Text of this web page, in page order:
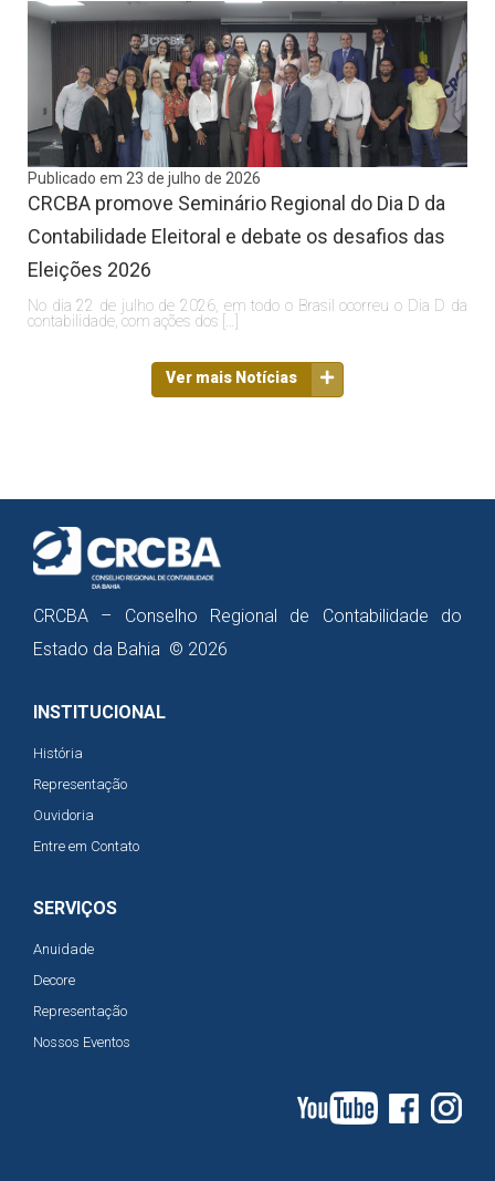
Publicado em 23 de julho de 2026
CRCBA promove Seminário Regional do Dia D da
Contabilidade Eleitoral e debate os desafios das
Eleições 2026
No dia 22 de julho de 2026, em todo o Brasil ocorreu o Dia D da
contabilidade, com ações dos […]
Ver mais Notícias
CRCBA – Conselho Regional de Contabilidade do
Estado da Bahia © 2026
INSTITUCIONAL
História
Representação
Ouvidoria
Entre em Contato
SERVIÇOS
Anuidade
Decore
Representação
Nossos Eventos